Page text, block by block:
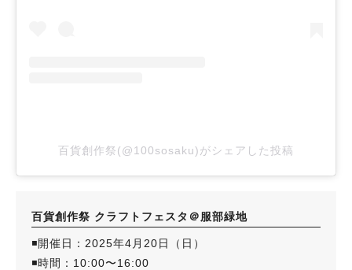
百貨創作祭(@100sosaku)がシェアした投稿
百貨創作祭 クラフトフェスタ＠服部緑地
◾️開催日：2025年4月20日（日）
◾️時間：10:00〜16:00